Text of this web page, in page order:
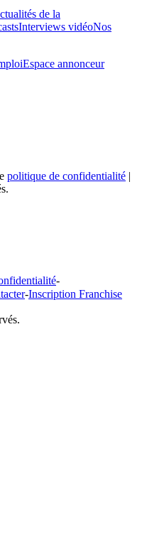
de la
Interviews vidéoNos
Espace annonceur
politique de confidentialité |
-
-Inscription Franchise